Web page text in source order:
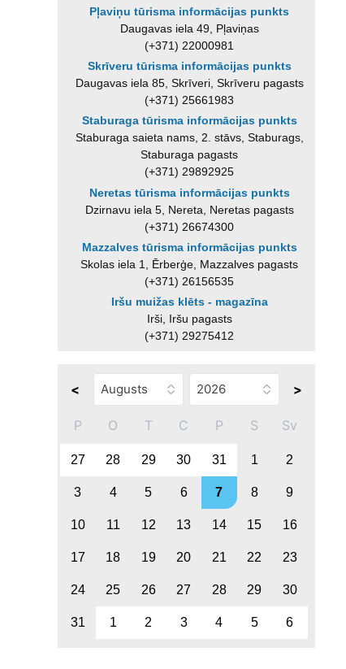
Pļaviņu tūrisma informācijas punkts
Daugavas iela 49, Pļaviņas
(+371) 22000981
Skrīveru tūrisma informācijas punkts
Daugavas iela 85, Skrīveri, Skrīveru pagasts
(+371) 25661983
Staburaga tūrisma informācijas punkts
Staburaga saieta nams, 2. stāvs, Staburags,
Staburaga pagasts
(+371) 29892925
Neretas tūrisma informācijas punkts
Dzirnavu iela 5, Nereta, Neretas pagasts
(+371) 26674300
Mazzalves tūrisma informācijas punkts
Skolas iela 1, Ērberģe, Mazzalves pagasts
(+371) 26156535
Iršu muižas klēts - magazīna
Irši, Iršu pagasts
(+371) 29275412
< >
P O T C P S Sv
27 28 29 30 31 1 2
3 4 5 6 7 8 9
10 11 12 13 14 15 16
17 18 19 20 21 22 23
24 25 26 27 28 29 30
31 1 2 3 4 5 6